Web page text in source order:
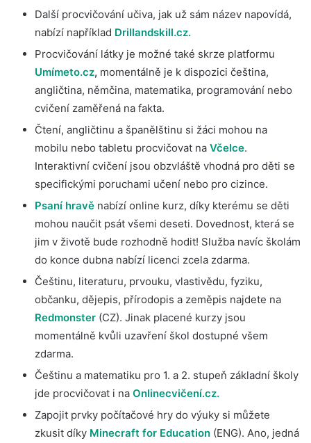
Další procvičování učiva, jak už sám název napovídá,
nabízí například Drillandskill.cz.
Procvičování látky je možné také skrze platformu
Umímeto.cz, momentálně je k dispozici čeština,
angličtina, němčina, matematika, programování nebo
cvičení zaměřená na fakta.
Čtení, angličtinu a španělštinu si žáci mohou na
mobilu nebo tabletu procvičovat na Včelce.
Interaktivní cvičení jsou obzvláště vhodná pro děti se
specifickými poruchami učení nebo pro cizince.
Psaní hravě nabízí online kurz, díky kterému se děti
mohou naučit psát všemi deseti. Dovednost, která se
jim v životě bude rozhodně hodit! Služba navíc školám
do konce dubna nabízí licenci zcela zdarma.
Češtinu, literaturu, prvouku, vlastivědu, fyziku,
občanku, dějepis, přírodopis a zeměpis najdete na
Redmonster (CZ). Jinak placené kurzy jsou
momentálně kvůli uzavření škol dostupné všem
zdarma.
Češtinu a matematiku pro 1. a 2. stupeň základní školy
jde procvičovat i na Onlinecvičení.cz.
Zapojit prvky počítačové hry do výuky si můžete
zkusit díky Minecraft for Education (ENG). Ano, jedná